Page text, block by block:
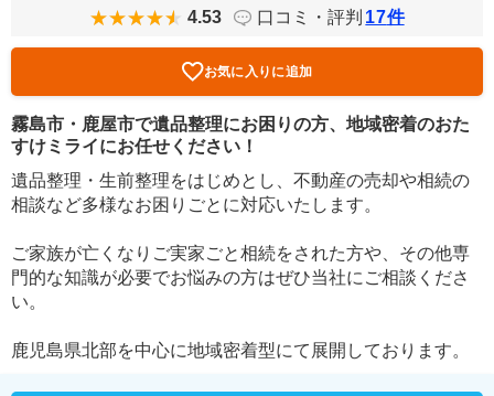
4.53 口コミ・評判 17件
お気に入りに追加
霧島市・鹿屋市で遺品整理にお困りの方、地域密着のおた
すけミライにお任せください！
遺品整理・生前整理をはじめとし、不動産の売却や相続の
相談など多様なお困りごとに対応いたします。
ご家族が亡くなりご実家ごと相続をされた方や、その他専
門的な知識が必要でお悩みの方はぜひ当社にご相談くださ
い。
鹿児島県北部を中心に地域密着型にて展開しております。